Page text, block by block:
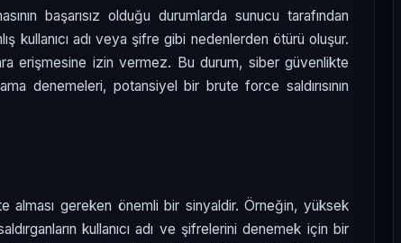
başarısız olduğu durumlarda sunucu tarafından
kullanıcı adı veya şifre gibi nedenlerden ötürü oluşur.
erişmesine izin vermez. Bu durum, siber güvenlikte
denemeleri, potansiyel bir brute force saldırısının
alması gereken önemli bir sinyaldir. Örneğin, yüksek
kullanıcı adı ve şifrelerini denemek için bir